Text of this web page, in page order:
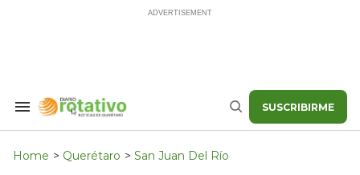
Search
Navigation
Buscar SUSCRIBIRME
Home > Querétaro > San Juan Del Río